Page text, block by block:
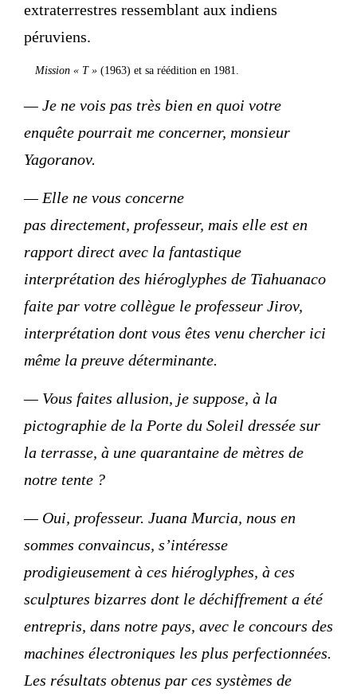
extraterrestres ressemblant aux indiens
péruviens.
Mission « T » (1963) et sa réédition en 1981.
— Je ne vois pas très bien en quoi votre
enquête pourrait me concerner, monsieur
Yagoranov.
— Elle ne vous concerne
pas directement, professeur, mais elle est en
rapport direct avec la fantastique
interprétation des hiéroglyphes de Tiahuanaco
faite par votre collègue le professeur Jirov,
interprétation dont vous êtes venu chercher ici
même la preuve déterminante.
— Vous faites allusion, je suppose, à la
pictographie de la Porte du Soleil dressée sur
la terrasse, à une quarantaine de mètres de
notre tente ?
— Oui, professeur. Juana Murcia, nous en
sommes convaincus, s’intéresse
prodigieusement à ces hiéroglyphes, à ces
sculptures bizarres dont le déchiffrement a été
entrepris, dans notre pays, avec le concours des
machines électroniques les plus perfectionnées.
Les résultats obtenus par ces systèmes de